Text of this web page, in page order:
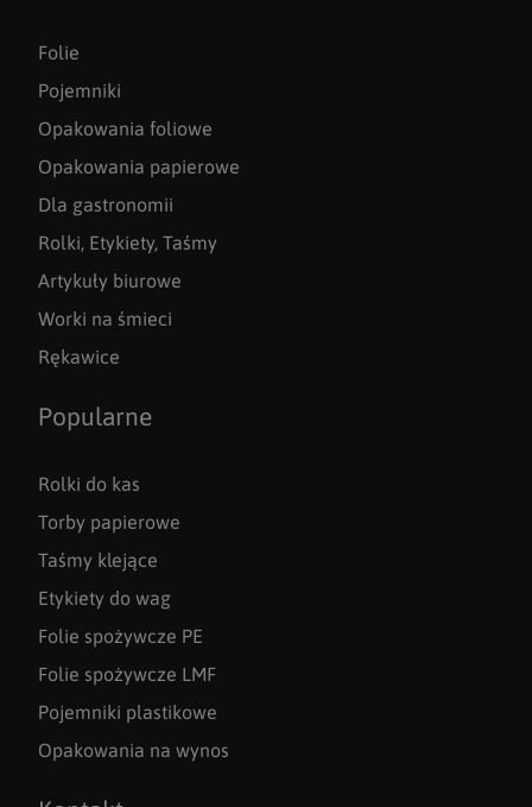
Folie
Pojemniki
Opakowania foliowe
Opakowania papierowe
Dla gastronomii
Rolki, Etykiety, Taśmy
Artykuły biurowe
Worki na śmieci
Rękawice
Popularne
Rolki do kas
Torby papierowe
Taśmy klejące
Etykiety do wag
Folie spożywcze PE
Folie spożywcze LMF
Pojemniki plastikowe
Opakowania na wynos